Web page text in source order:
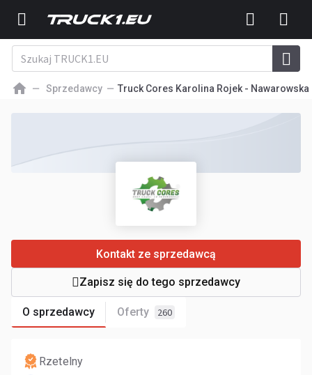
Sprzedawcy Truck Cores Karolina Rojek - Nawarowska
O sprzedawcy Oferty 260
Kontakt ze sprzedawcą
Zapisz się do tego sprzedawcy
Rzetelny